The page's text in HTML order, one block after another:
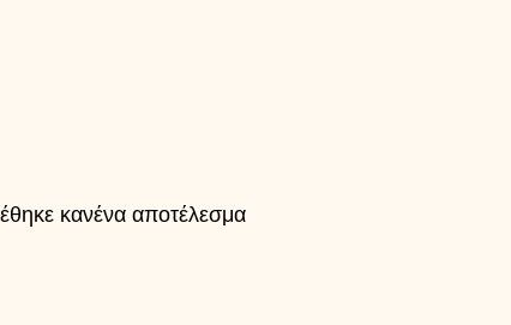
κανένα αποτέλεσμα